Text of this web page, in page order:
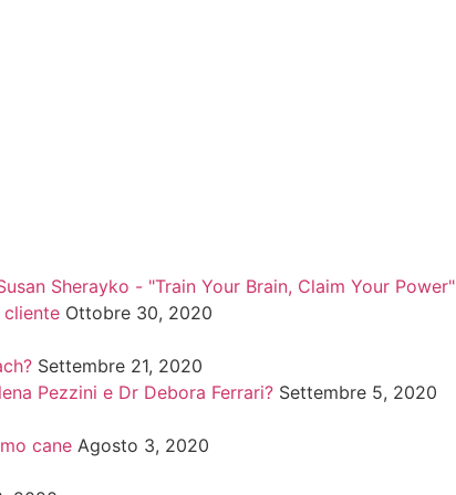
Sherayko - "Train Your Brain, Claim Your Power"
Ottobre 30, 2020
Settembre 21, 2020
Pezzini e Dr Debora Ferrari? Settembre 5, 2020
cane Agosto 3, 2020